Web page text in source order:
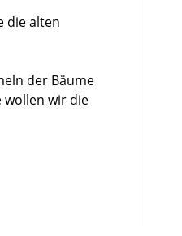
die alten
der Bäume
wir die